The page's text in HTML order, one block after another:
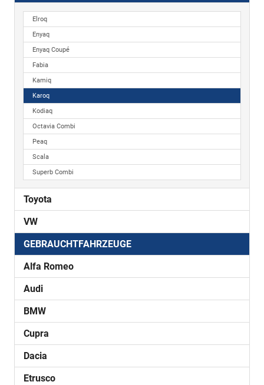
Elroq
Enyaq
Enyaq Coupé
Fabia
Kamiq
Karoq
Kodiaq
Octavia Combi
Peaq
Scala
Superb Combi
Toyota
VW
GEBRAUCHTFAHRZEUGE
Alfa Romeo
Audi
BMW
Cupra
Dacia
Etrusco